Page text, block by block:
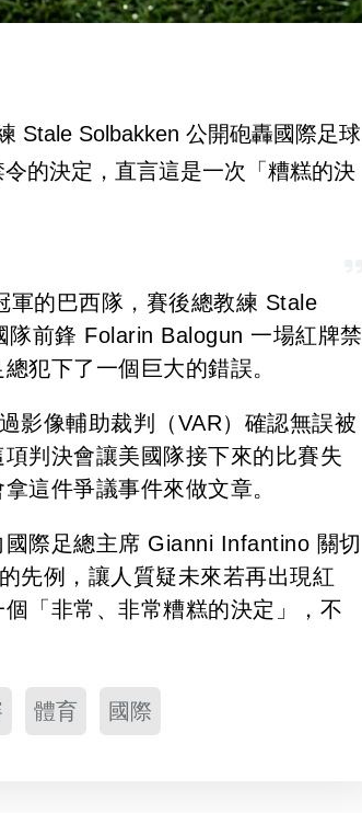
Stale Solbakken 公開砲轟國際足球
的決定，直言這是一次「糟糕的決
軍的巴西隊，賽後總教練 Stale
前鋒 Folarin Balogun 一場紅牌禁
犯下了一個巨大的錯誤。
影像輔助裁判（VAR）確認無誤被
判決會讓美國隊接下來的比賽失
這件爭議事件來做文章。
際足總主席 Gianni Infantino 關切
先例，讓人質疑未來若再出現紅
「非常、非常糟糕的決定」，不
體育 國際